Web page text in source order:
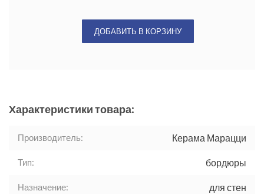
ДОБАВИТЬ В КОРЗИНУ
Характеристики товара:
Производитель: Керама Марацци
Тип: бордюры
Назначение: для стен